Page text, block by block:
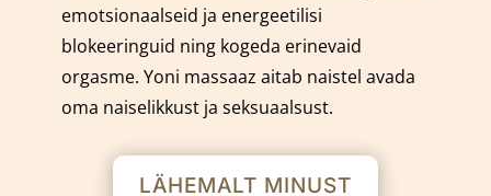
emotsionaalseid ja energeetilisi
blokeeringuid ning kogeda erinevaid
orgasme. Yoni massaaz aitab naistel avada
oma naiselikkust ja seksuaalsust.
LÄHEMALT MINUST